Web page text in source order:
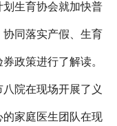
生育协会就加快普
同落实产假、生育
政策进行了解读。
院在现场开展了义
家庭医生团队在现